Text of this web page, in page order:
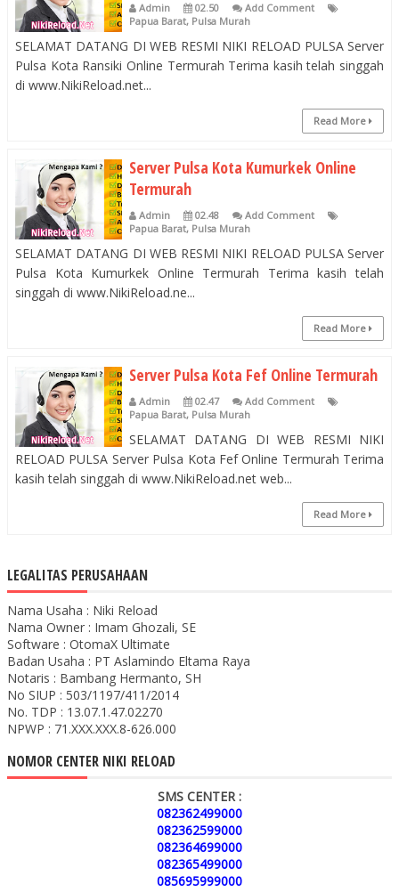
Admin 02.50
Add Comment
Papua Barat, Pulsa Murah
SELAMAT DATANG DI WEB RESMI NIKI RELOAD PULSA Server
Pulsa Kota Ransiki Online Termurah Terima kasih telah singgah
di www.NikiReload.net...
Read More
Server Pulsa Kota Kumurkek Online
Termurah
Admin 02.48
Add Comment
Papua Barat, Pulsa Murah
SELAMAT DATANG DI WEB RESMI NIKI RELOAD PULSA Server
Pulsa Kota Kumurkek Online Termurah Terima kasih telah
singgah di www.NikiReload.ne...
Read More
Server Pulsa Kota Fef Online Termurah
Admin 02.47
Add Comment
Papua Barat, Pulsa Murah
SELAMAT DATANG DI WEB RESMI NIKI
RELOAD PULSA Server Pulsa Kota Fef Online Termurah Terima
kasih telah singgah di www.NikiReload.net web...
Read More
LEGALITAS PERUSAHAAN
Nama Usaha : Niki Reload
Nama Owner : Imam Ghozali, SE
Software : OtomaX Ultimate
Badan Usaha : PT Aslamindo Eltama Raya
Notaris : Bambang Hermanto, SH
No SIUP : 503/1197/411/2014
No. TDP : 13.07.1.47.02270
NPWP : 71.XXX.XXX.8-626.000
NOMOR CENTER NIKI RELOAD
SMS CENTER :
082362499000
082362599000
082364699000
082365499000
085695999000